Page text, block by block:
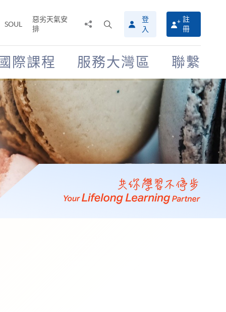
SOUL
惡劣天氣安
排
搜
尋
介
面
登
入
註
冊
際課程 服務大灣區 聯繫